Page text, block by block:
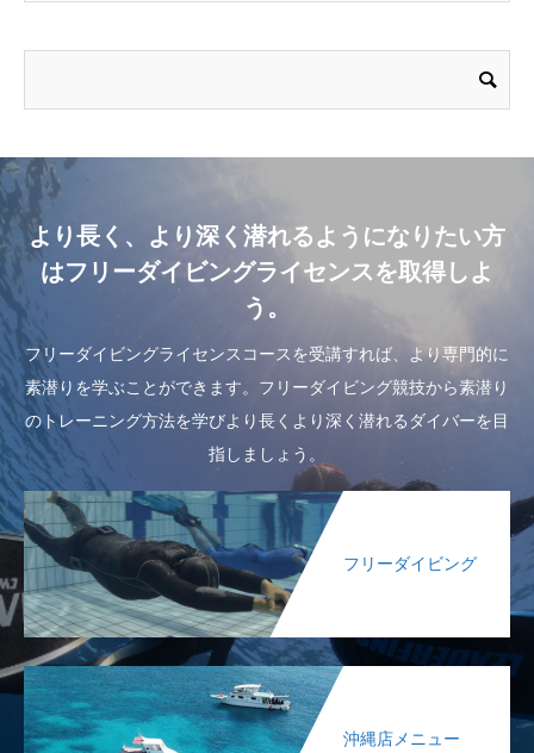
より長く、より深く潜れるようになりたい方
はフリーダイビングライセンスを取得しよ
う。
フリーダイビングライセンスコースを受講すれば、より専門的に
素潜りを学ぶことができます。フリーダイビング競技から素潜り
のトレーニング方法を学びより長くより深く潜れるダイバーを目
指しましょう。
フリーダイビング
沖縄店メニュー